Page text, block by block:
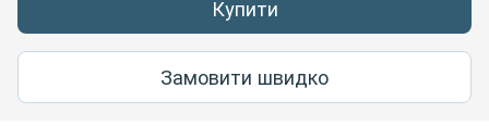
Купити
Замовити швидко